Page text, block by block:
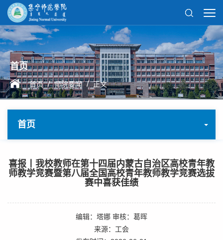
首页
首页 / 师院要闻 / 正文
首页
喜报丨我校教师在第十四届内蒙古自治区高校青年教
师教学竞赛暨第八届全国高校青年教师教学竞赛选拔
赛中喜获佳绩
编辑：塔娜 审核：葛晖
来源：工会